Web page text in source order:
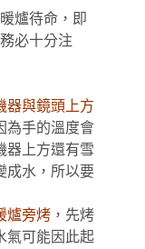
爐待命，即
必十分注
器與鏡頭上方
為手的溫度會
器上方還有雪
成水，所以要
爐旁烤 ，先烤
氣可能因此起